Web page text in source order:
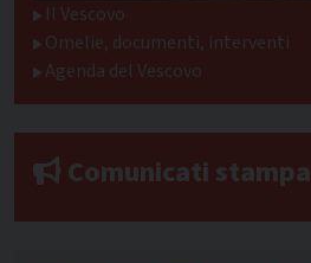
Il Vescovo
Omelie, documenti, interventi
Agenda del Vescovo
Comunicati stampa